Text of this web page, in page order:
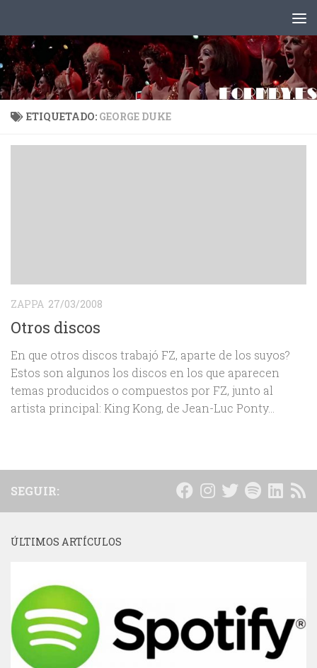
ETIQUETADO: GEORGE DUKE
ZAPPA 27/03/2008
Otros discos
En que otros discos trabajó FZ, aparte de los suyos?
Estos son algunos los discos en los que aparecen
temas producidos o compuestos por FZ, junto al
artista principal: King Kong, de Jean-Luc Ponty...
SEGUIR:
ÚLTIMOS ARTÍCULOS